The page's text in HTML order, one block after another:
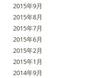
2015年9月
2015年8月
2015年7月
2015年6月
2015年2月
2015年1月
2014年9月